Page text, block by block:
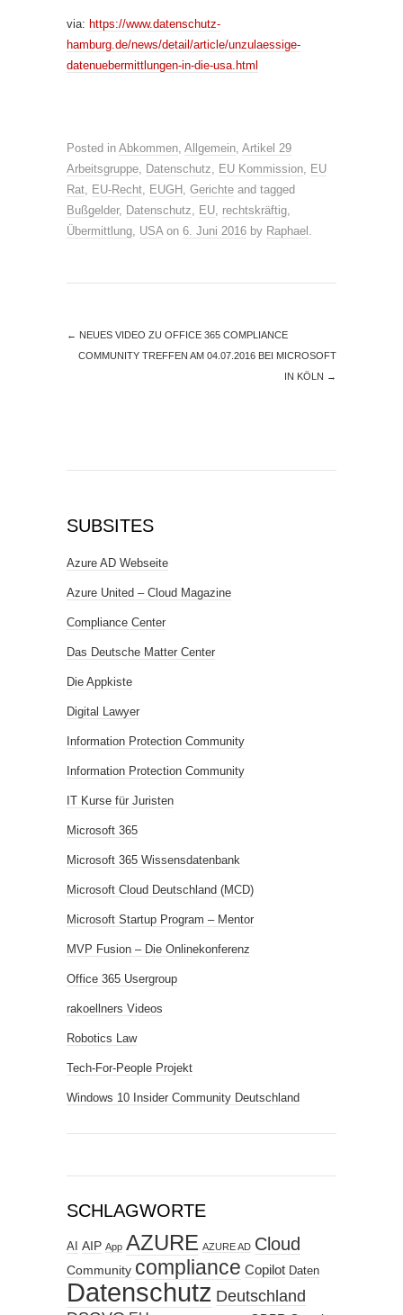
via: https://www.datenschutz-
hamburg.de/news/detail/article/unzulaessige-
datenuebermittlungen-in-die-usa.html
Posted in Abkommen, Allgemein, Artikel 29
Arbeitsgruppe, Datenschutz, EU Kommission, EU
Rat, EU-Recht, EUGH , Gerichte and tagged
Bußgelder, Datenschutz, EU, rechtskräftig,
Übermittlung, USAon 6. Juni 2016 by Raphael .
← NEUES VIDEO ZU OFFICE 365 COMPLIANCE
COMMUNITY TREFFEN AM 04.07.2016 BEI MICROSOFT
IN KÖLN →
SUBSITES
Azure AD Webseite
Azure United – Cloud Magazine
Compliance Center
Das Deutsche Matter Center
Die Appkiste
Digital Lawyer
Information Protection Community
Information Protection Community
IT Kurse für Juristen
Microsoft 365
Microsoft 365 Wissensdatenbank
Microsoft Cloud Deutschland (MCD)
Microsoft Startup Program – Mentor
MVP Fusion – Die Onlinekonferenz
Office 365 Usergroup
rakoellners Videos
Robotics Law
Tech-For-People Projekt
Windows 10 Insider Community Deutschland
SCHLAGWORTE
AI AIP App AZURE AZURE AD Cloud
Community compliance Copilot Daten
Datenschutz Deutschland